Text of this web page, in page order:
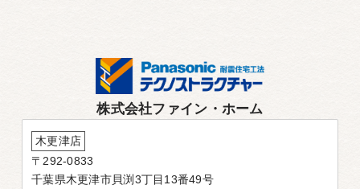
株式会社ファイン・ホーム
木更津店
〒292-0833
千葉県木更津市貝渕3丁目13番49号